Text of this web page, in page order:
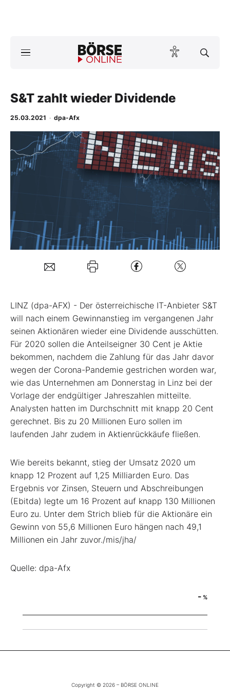
ktuelle Ausgabe BÖRSE ONLINE lesen
News
Anlageprodukte
Finanz-Check
Abo & Shop
BO-Musterdepots
Experten
Mein B:O
Folgen Sie uns
Kontakt
S&T zahlt wieder Dividende
25.03.2021 · dpa-Afx
- %
LINZ (dpa-AFX) - Der österreichische IT-Anbieter S&T
will nach einem Gewinnanstieg im vergangenen Jahr
seinen Aktionären wieder eine Dividende ausschütten.
Für 2020 sollen die Anteilseigner 30 Cent je Aktie
bekommen, nachdem die Zahlung für das Jahr davor
wegen der Corona-Pandemie gestrichen worden war,
wie das Unternehmen am Donnerstag in Linz bei der
Vorlage der endgültiger Jahreszahlen mitteilte.
Analysten hatten im Durchschnitt mit knapp 20 Cent
gerechnet. Bis zu 20 Millionen Euro sollen im
laufenden Jahr zudem in Aktienrückkäufe fließen.
Wie bereits bekannt, stieg der Umsatz 2020 um
knapp 12 Prozent auf 1,25 Milliarden Euro. Das
Ergebnis vor Zinsen, Steuern und Abschreibungen
(Ebitda) legte um 16 Prozent auf knapp 130 Millionen
Euro zu. Unter dem Strich blieb für die Aktionäre ein
Gewinn von 55,6 Millionen Euro hängen nach 49,1
Millionen ein Jahr zuvor./mis/jha/
Quelle: dpa-Afx
- %
Copyright © 2026 – BÖRSE ONLINE